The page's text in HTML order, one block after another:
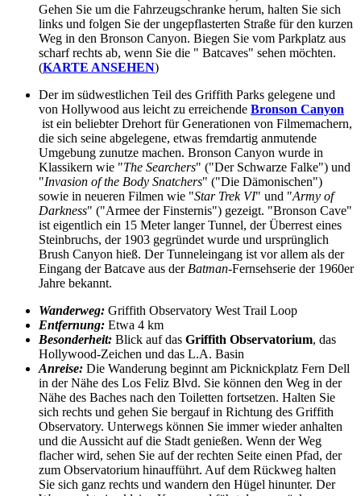
Gehen Sie um die Fahrzeugschranke herum, halten Sie sich
links und folgen Sie der ungepflasterten Straße für den kurzen
Weg in den Bronson Canyon. Biegen Sie vom Parkplatz aus
scharf rechts ab, wenn Sie die " Batcaves" sehen möchten.
(KARTE ANSEHEN)
Der im südwestlichen Teil des Griffith Parks gelegene und
von Hollywood aus leicht zu erreichende Bronson Canyon
ist ein beliebter Drehort für Generationen von Filmemachern,
die sich seine abgelegene, etwas fremdartig anmutende
Umgebung zunutze machen. Bronson Canyon wurde in
Klassikern wie "The Searchers" ("Der Schwarze Falke") und
"Invasion of the Body Snatchers" ("Die Dämonischen")
sowie in neueren Filmen wie "Star Trek VI" und "Army of
Darkness" ("Armee der Finsternis") gezeigt. "Bronson Cave"
ist eigentlich ein 15 Meter langer Tunnel, der Überrest eines
Steinbruchs, der 1903 gegründet wurde und ursprünglich
Brush Canyon hieß. Der Tunneleingang ist vor allem als der
Eingang der Batcave aus derBatman-Fernsehserie der 1960er
Jahre bekannt.
Wanderweg: Griffith Observatory West Trail Loop
Entfernung: Etwa 4 km
Besonderheit: Blick auf das Griffith Observatorium, das
Hollywood-Zeichen und das L.A. Basin
Anreise: Die Wanderung beginnt am Picknickplatz Fern Dell
in der Nähe des Los Feliz Blvd. Sie können den Weg in der
Nähe des Baches nach den Toiletten fortsetzen. Halten Sie
sich rechts und gehen Sie bergauf in Richtung des Griffith
Observatory. Unterwegs können Sie immer wieder anhalten
und die Aussicht auf die Stadt genießen. Wenn der Weg
flacher wird, sehen Sie auf der rechten Seite einen Pfad, der
zum Observatorium hinaufführt. Auf dem Rückweg halten
Sie sich ganz rechts und wandern den Hügel hinunter. Der